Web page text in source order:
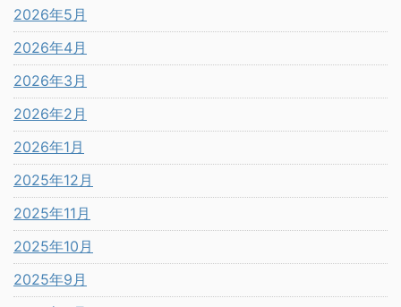
2026年5月
2026年4月
2026年3月
2026年2月
2026年1月
2025年12月
2025年11月
2025年10月
2025年9月